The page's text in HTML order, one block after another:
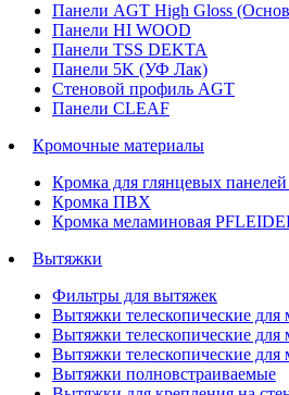
Панели AGT High Gloss
Панели HI WOOD
Панели TSS DEKTA
Панели 5K (УФ Лак)
Стеновой профиль AGT
Панели CLEAF
Кромочные материалы
Кромка для глянцевых
Кромка ПВХ
Кромка меламиновая
Вытяжки
Фильтры для вытяжек
Вытяжки телескопические для
Вытяжки телескопические для
Вытяжки телескопические для
Вытяжки полновстраиваемые